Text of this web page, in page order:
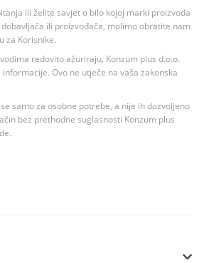
ili želite savjet o bilo kojoj marki proizvoda
ili proizvođača, molimo obratite nam
za Korisnike.
redovito ažuriraju, Konzum plus d.o.o.
Ovo ne utječe na vaša zakonska
samo za osobne potrebe, a nije ih dozvoljeno
bez prethodne suglasnosti Konzum plus